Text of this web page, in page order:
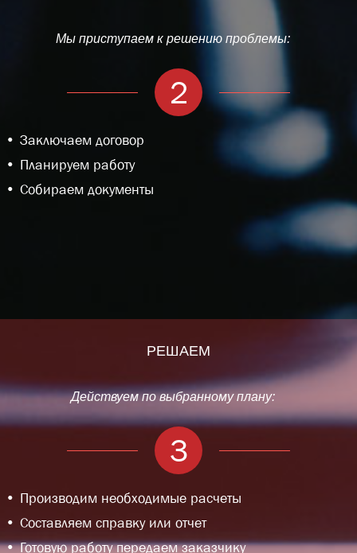
Мы приступаем к решению проблемы:
2
Заключаем договор
Планируем работу
Собираем документы
РЕШАЕМ
Действуем по выбранному плану:
3
Производим необходимые расчеты
Составляем справку или отчет
Готовую работу передаем заказчику